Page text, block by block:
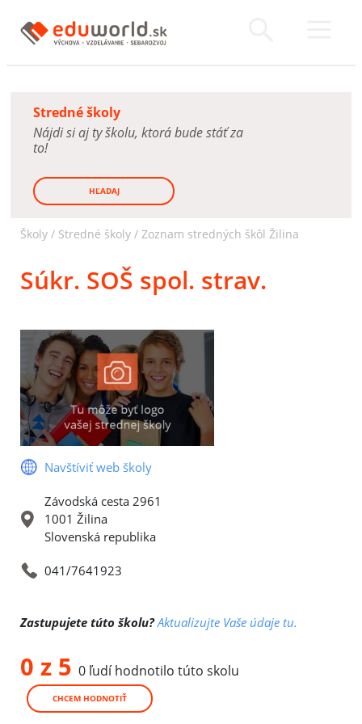
Stredné školy
Nájdi si aj ty školu, ktorá bude stáť za
to!
HĽADAJ
Školy / Stredné školy / Zoznam stredných škôl Žilina
Súkr. SOŠ spol. strav.
Navštíviť web školy
Závodská cesta 2961
1001 Žilina
Slovenská republika
041/7641923
Zastupujete túto školu? Aktualizujte Vaše údaje tu.
0 z 5 0 ľudí hodnotilo túto skolu
CHCEM HODNOTIŤ